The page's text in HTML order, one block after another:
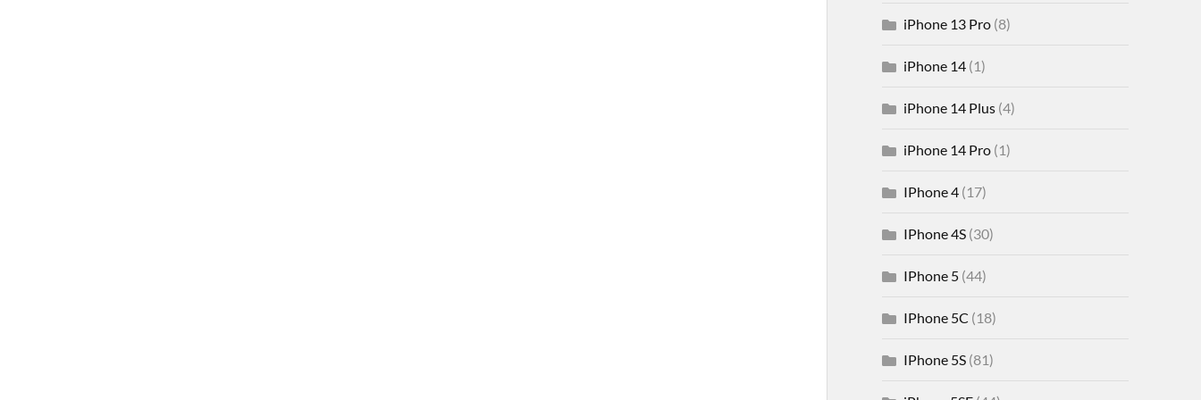
iPhone 13 Pro(8)
iPhone 14(1)
iPhone 14 Plus(4)
iPhone 14 Pro(1)
IPhone 4(17)
IPhone 4S(30)
IPhone 5(44)
IPhone 5C (18)
IPhone 5S(81)